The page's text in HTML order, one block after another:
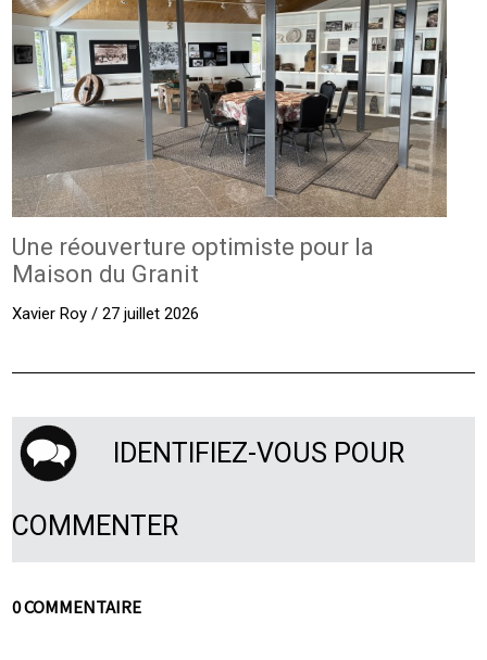
Une réouverture optimiste pour la
Maison du Granit
Xavier Roy / 27 juillet 2026
IDENTIFIEZ-VOUS POUR
COMMENTER
0 COMMENTAIRE